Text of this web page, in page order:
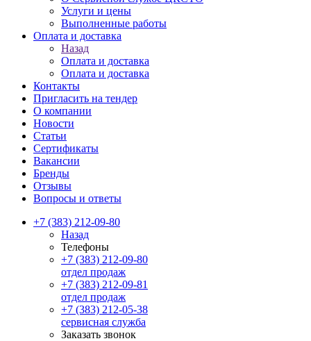
Услуги и цены
Выполненные работы
Оплата и доставка
Назад
Оплата и доставка
Оплата и доставка
Контакты
Пригласить на тендер
О компании
Новости
Статьи
Сертификаты
Вакансии
Бренды
Отзывы
Вопросы и ответы
+7 (383) 212-09-80
Назад
Телефоны
+7 (383) 212-09-80
отдел продаж
+7 (383) 212-09-81
отдел продаж
+7 (383) 212-05-38
сервисная служба
Заказать звонок